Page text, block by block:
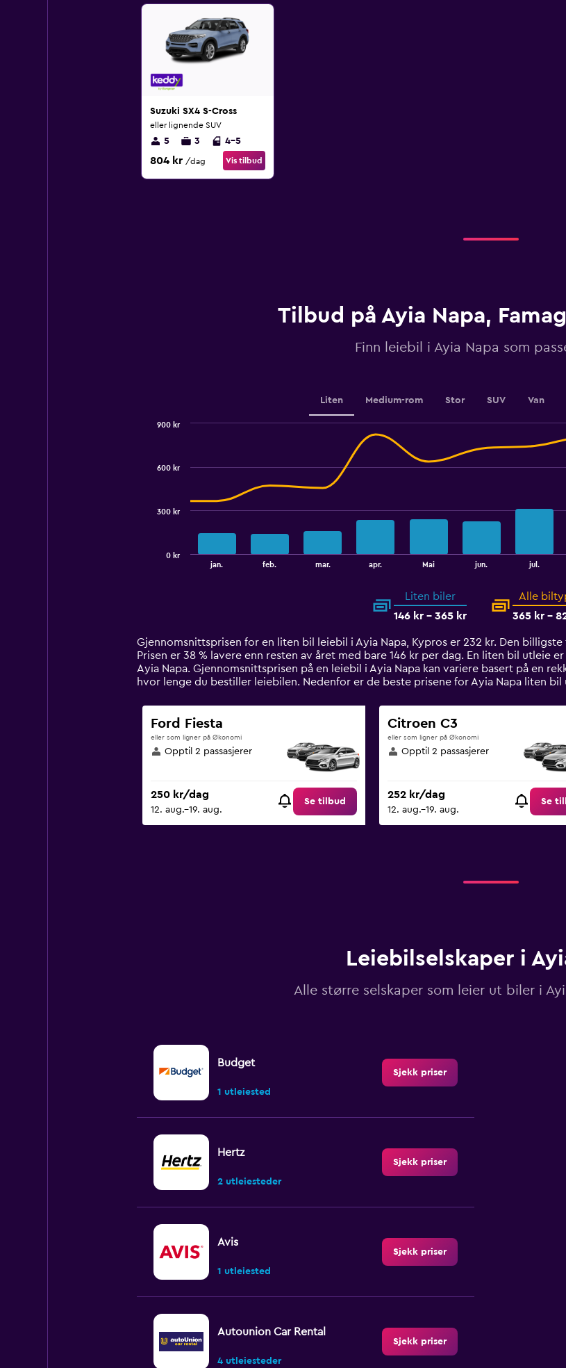
Suzuki SX4 S-Cross
eller lignende SUV
5 3 4-5
804 kr /dag Vis tilbud
Tilbud på Ayia Napa,
Finn leiebil i Ayia Napa som
Liten Medium-rom Stor SUV Van
14
categories.
The
chart
1
Y
axis
displaying
values.
to
900.
jan. feb. mar. apr. Mai jun. jul.
0 kr
300 kr
600 kr
900 kr
Liten biler
146 kr - 365 kr
Alle
365 kr -
Gjennomsnittsprisen for en liten bil leiebil i Ayia Napa, Kypros er 232 kr. Den
Prisen er 38 % lavere enn resten av året med bare 146 kr per dag. En liten bil utleie
Ayia Napa. Gjennomsnittsprisen på en leiebil i Ayia Napa kan variere basert på en
hvor lenge du bestiller leiebilen. Nedenfor er de beste prisene for Ayia Napa liten
Ford Fiesta
eller som ligner på Økonomi
Opptil 2 passasjerer
250 kr/dag
12. aug.–19. aug.
Se tilbud
Citroen C3
eller som ligner på Økonomi
Opptil 2 passasjerer
252 kr/dag
12. aug.–19. aug.
Se
Leiebilselskaper i
Alle større selskaper som leier ut biler i
Budget
1 utleiested
Sjekk priser
Hertz
2 utleiesteder
Sjekk priser
Avis
1 utleiested
Sjekk priser
Autounion Car Rental
4 utleiesteder
Sjekk priser